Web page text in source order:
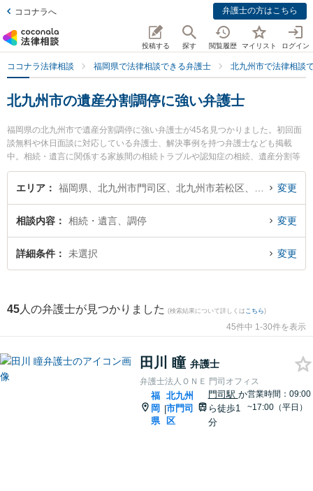
ココナラへ 弁護士の方はこちら
投稿する 探す 閲覧履歴 マイリスト ログイン
ココナラ法律相談 福岡県で法律相談できる弁護士 北九州市で法律相談
北九州市の遺産分割調停に強い弁護士
福岡県の北九州市で遺産分割調停に強い弁護士が45名見つかりました。初回面
談無料や休日面談に対応している弁護士、解決事例を持つ弁護士なども掲載
中。相続・遺言に関係する家族間の相続トラブルや認知症の相続、遺産分割等
の細かな分野での絞り込み検索もでき便利です。特に弁護士法人ＯＮＥ 門司オ
フィスの田川 瞳弁護士やネクスパート法律事務所 北九州オフィスの藤家 寛之
分割調停のトラブルを今すぐに弁護士に相談したい』『遺産分割調停のトラブ
ル解決の実績豊富な近くの弁護士を検索したい』『初回相談無料で遺産分割調
停を法律相談できる北九州市内の弁護士に相談予約したい』などでお困りの相
エリア 変更
相談内容 相続・遺言、調停 変更
詳細条件 未選択 変更
45 人の弁護士が見つかりました (検索結果について詳しくは こちら)
45件中 1-30件を表示
田川 瞳 弁護士
弁護士法人ＯＮＥ 門司オフィス
福
岡
県
|
北九州
市門司
区
門司駅 か
ら徒歩1
分
営業時間：09:00
~17:00（平日）